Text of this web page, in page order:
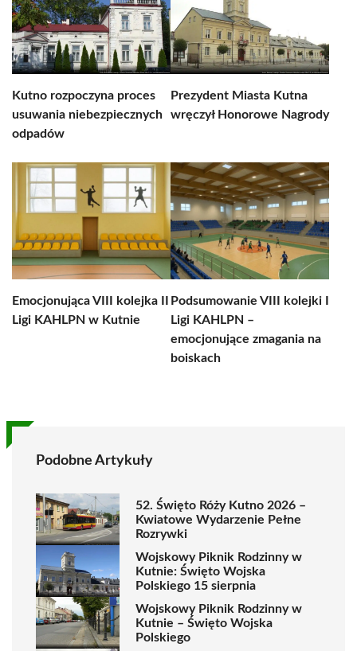
Kutno rozpoczyna proces
usuwania niebezpiecznych
odpadów
Prezydent Miasta Kutna
wręczył Honorowe Nagrody
Emocjonująca VIII kolejka II
Ligi KAHLPN w Kutnie
Podsumowanie VIII kolejki I
Ligi KAHLPN –
emocjonujące zmagania na
boiskach
Podobne Artykuły
52. Święto Róży Kutno 2026 –
Kwiatowe Wydarzenie Pełne
Rozrywki
Wojskowy Piknik Rodzinny w
Kutnie: Święto Wojska
Polskiego 15 sierpnia
Wojskowy Piknik Rodzinny w
Kutnie – Święto Wojska
Polskiego